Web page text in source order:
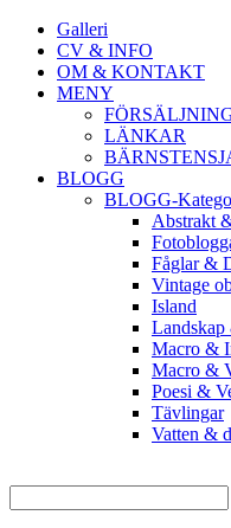
Galleri
CV & INFO
OM & KONTAKT
MENY
LÄNKAR
BLOGG
BLOGG-
Abstrakt
Fåglar &
Vintage
Island
Macro &
Macro &
Poesi &
Tävlingar
Vatten &